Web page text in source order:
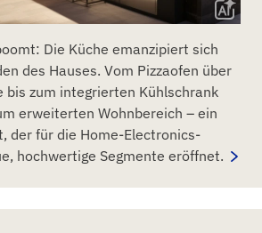
Die Küche emanzipiert sich
des Hauses. Vom Pizzaofen über
bis zum integrierten Kühlschrank
erweiterten Wohnbereich – ein
der für die Home-Electronics-
hochwertige Segmente eröffnet.